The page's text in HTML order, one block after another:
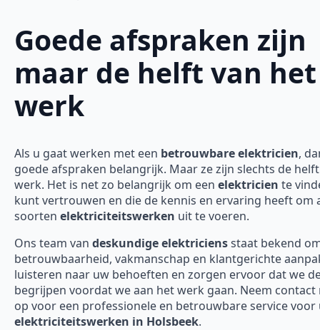
Goede afspraken zijn
maar de helft van het
werk
Als u gaat werken met een betrouwbare elektricien,
goede afspraken belangrijk. Maar ze zijn slechts de
werk. Het is net zo belangrijk om een elektricien te
kunt vertrouwen en die de kennis en ervaring heeft om
soorten elektriciteitswerken uit te voeren.
Ons team van deskundige elektriciensstaat bekend
betrouwbaarheid, vakmanschap en klantgerichte
luisteren naar uw behoeften en zorgen ervoor dat we
begrijpen voordat we aan het werk gaan. Neem contact
op voor een professionele en betrouwbare service voor
elektriciteitswerken in Holsbeek.